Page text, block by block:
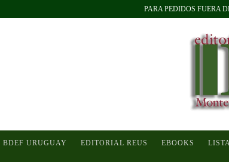
PARA PEDIDOS FUERA
BDEF URUGUAY EDITORIAL REUS EBOOKS